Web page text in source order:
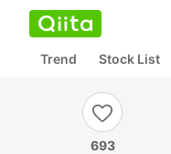
Trend Stock List
693